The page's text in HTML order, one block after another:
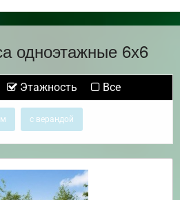
одноэтажные 6х6
Этажность Все
с верандой